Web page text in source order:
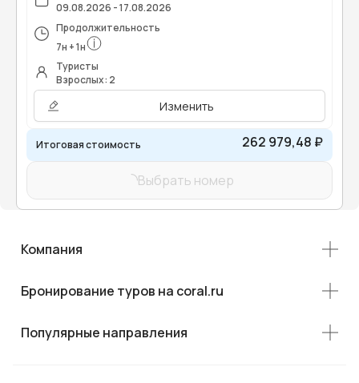
09.08.2026 - 17.08.2026
Продолжительность
7н +1н
Туристы
Взрослых: 2
Изменить
Итоговая стоимость 262 979,48 ₽
Выбрать номер
Компания
Бронирование туров на coral.ru
Популярные направления